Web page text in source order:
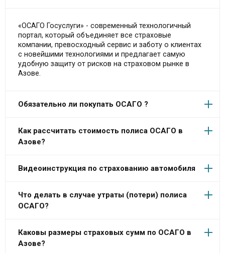
«ОСАГО Госуслуги» - современный технологичный
портал, который объединяет все страховые
компании, превосходный сервис и заботу о клиентах
с новейшими технологиями и предлагает самую
удобную защиту от рисков на страховом рынке в
Азове.
Обязательно ли покупать ОСАГО ?
Как рассчитать стоимость полиса ОСАГО в
Азове?
Видеоинструкция по страхованию автомобиля
Что делать в случае утраты (потери) полиса
ОСАГО?
Каковы размеры страховых сумм по ОСАГО в
Азове?